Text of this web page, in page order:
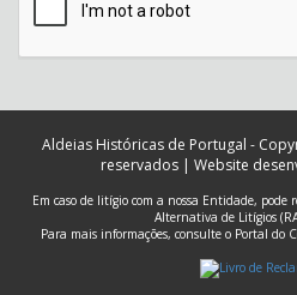
Aldeias Históricas de Portugal -
reservados | Website
Em caso de litígio com a nossa Entidade,
Alternativa de Litígios
Para mais informações, consulte o Portal do